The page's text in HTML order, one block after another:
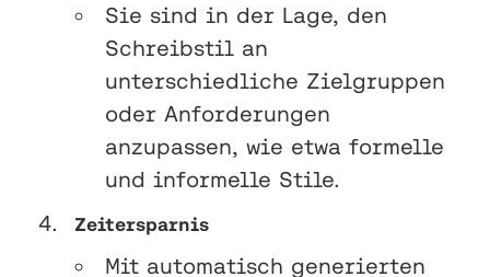
Sie sind in der Lage, den
Schreibstil an
unterschiedliche Zielgruppen
oder Anforderungen
anzupassen, wie etwa formelle
und informelle Stile.
Zeitersparnis
Mit automatisch generierten